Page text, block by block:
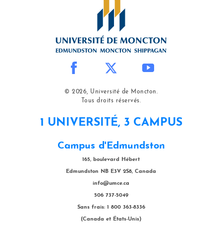
© 2026, Université de Moncton.
Tous droits réservés.
1 UNIVERSITÉ, 3 CAMPUS
Campus d'Edmundston
165, boulevard Hébert
Edmundston NB E3V 2S8, Canada
info@umce.ca
506 737-5049
Sans frais: 1 800 363-8336
(Canada et États-Unis)